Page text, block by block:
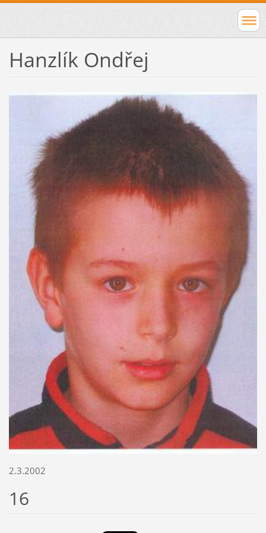
Hanzlík Ondřej
2.3.2002
16